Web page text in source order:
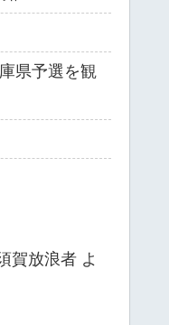
県予選を観
賀放浪者 よ